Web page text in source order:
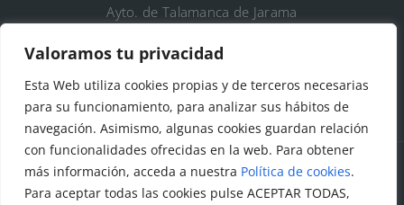
Valoramos tu privacidad
Esta Web utiliza cookies propias y de terceros necesarias
para su funcionamiento, para analizar sus hábitos de
navegación. Asimismo, algunas cookies guardan relación
con funcionalidades ofrecidas en la web. Para obtener
más información, acceda a nuestra Política de cookies.
Para aceptar todas las cookies pulse ACEPTAR TODAS,
Ayto. de Talamanca de Jarama
C/Fuente del Arca, 19 28160 Talamanca de
Jarama (Madrid)
© Todos los derechos reservados. Ayuntamiento Talamanca